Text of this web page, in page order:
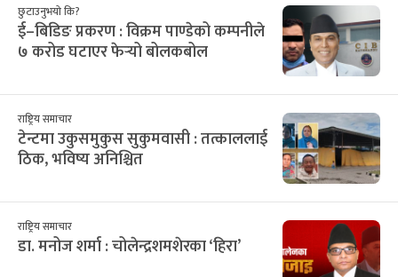
छुटाउनुभयो कि?
ई–बिडिङ प्रकरण : विक्रम पाण्डेको कम्पनीले
७ करोड घटाएर फेर्‍यो बोलकबोल
राष्ट्रिय समाचार
टेन्टमा उकुसमुकुस सुकुमवासी : तत्काललाई
ठिक, भविष्य अनिश्चित
राष्ट्रिय समाचार
डा. मनोज शर्मा : चोलेन्द्रशमशेरका ‘हिरा’